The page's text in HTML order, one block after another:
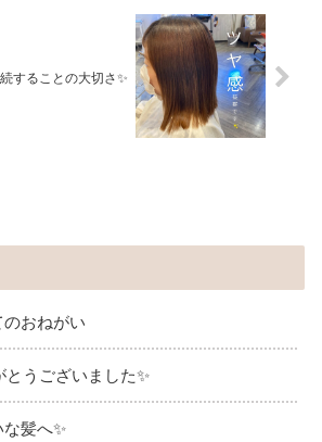
することの大切さ✨
のおねがい
とうございました✨️
髪へ✨